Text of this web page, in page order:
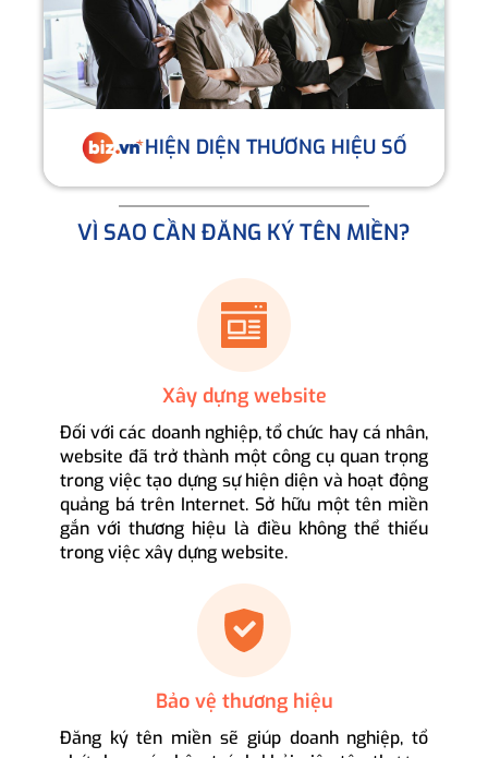
HIỆN DIỆN THƯƠNG HIỆU SỐ
VÌ SAO CẦN ĐĂNG KÝ TÊN MIỀN?
Xây dựng website
Đối với các doanh nghiệp, tổ chức hay cá nhân,
website đã trở thành một công cụ quan trọng
trong việc tạo dựng sự hiện diện và hoạt động
quảng bá trên Internet. Sở hữu một tên miền
gắn với thương hiệu là điều không thể thiếu
trong việc xây dựng website.
Bảo vệ thương hiệu
Đăng ký tên miền sẽ giúp doanh nghiệp, tổ